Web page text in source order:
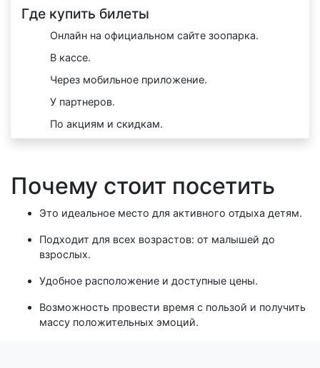
Где купить билеты
Онлайн на официальном сайте зоопарка.
В кассе.
Через мобильное приложение.
У партнеров.
По акциям и скидкам.
Почему стоит посетить
Это идеальное место для активного отдыха детям.
Подходит для всех возрастов: от малышей до
взрослых.
Удобное расположение и доступные цены.
Возможность провести время с пользой и получить
массу положительных эмоций.